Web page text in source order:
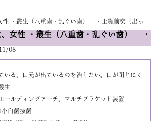
性 ・叢生（八重歯・乱ぐい歯） ・上顎前突（出っ
、女性 ・叢生（八重歯・乱ぐい歯） ・
08
いる、口元が出ているのを治したい。口が閉じにく
生
ールディングアーチ、マルチブラケット装置
小臼歯抜歯